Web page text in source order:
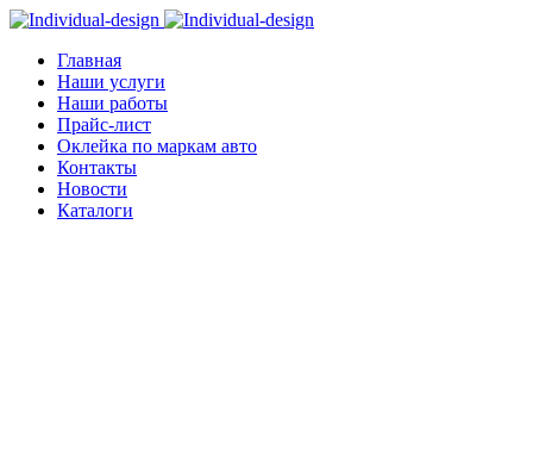
Главная
Наши услуги
Наши работы
Прайс-лист
Оклейка по маркам авто
Контакты
Новости
Каталоги